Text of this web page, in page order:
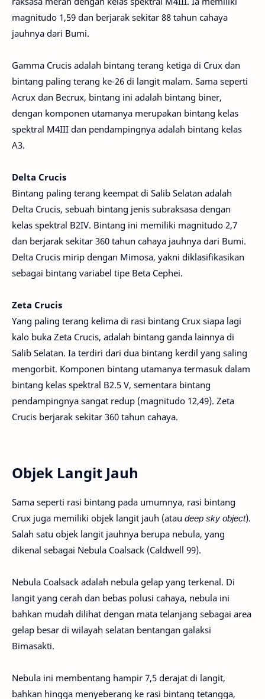
magnitudo 1,59 dan berjarak sekitar 88 tahun cahaya
jauhnya dari Bumi.
Gamma Crucis adalah bintang terang ketiga di Crux dan
bintang paling terang ke-26 di langit malam. Sama seperti
Acrux dan Becrux, bintang ini adalah bintang biner,
dengan komponen utamanya merupakan bintang kelas
spektral M4III dan pendampingnya adalah bintang kelas
A3.
Delta Crucis
Bintang paling terang keempat di Salib Selatan adalah
Delta Crucis, sebuah bintang jenis subraksasa dengan
kelas spektral B2IV. Bintang ini memiliki magnitudo 2,7
dan berjarak sekitar 360 tahun cahaya jauhnya dari Bumi.
Delta Crucis mirip dengan Mimosa, yakni diklasifikasikan
sebagai bintang variabel tipe Beta Cephei.
Zeta Crucis
Yang paling terang kelima di rasi bintang Crux siapa lagi
kalo buka Zeta Crucis, adalah bintang ganda lainnya di
Salib Selatan. Ia terdiri dari dua bintang kerdil yang saling
mengorbit. Komponen bintang utamanya termasuk dalam
bintang kelas spektral B2.5 V, sementara bintang
pendampingnya sangat redup (magnitudo 12,49). Zeta
Crucis berjarak sekitar 360 tahun cahaya.
Objek Langit Jauh
Sama seperti rasi bintang pada umumnya, rasi bintang
Crux juga memiliki objek langit jauh (atau deep sky object).
Salah satu objek langit jauhnya berupa nebula, yang
dikenal sebagai Nebula Coalsack (Caldwell 99).
Nebula Coalsack adalah nebula gelap yang terkenal. Di
langit yang cerah dan bebas polusi cahaya, nebula ini
bahkan mudah dilihat dengan mata telanjang sebagai area
gelap besar di wilayah selatan bentangan galaksi
Bimasakti.
Nebula ini membentang hampir 7,5 derajat di langit,
bahkan hingga menyeberang ke rasi bintang tetangga,